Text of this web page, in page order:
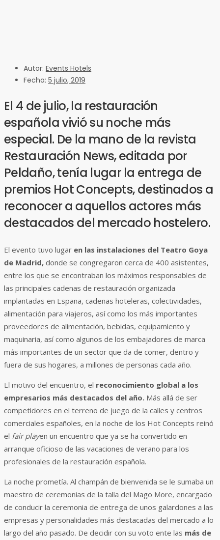
Autor: Events Hotels
Fecha: 5 julio, 2019
El 4 de julio, la restauración
española vivió su noche más
especial. De la mano de la revista
Restauración News, editada por
Peldaño, tenía lugar la entrega de
premios Hot Concepts, destinados a
reconocer a aquellos actores más
destacados del mercado hostelero.
El evento tuvo lugar en las instalaciones del Teatro Goya
de Madrid, donde se congregaron cerca de 400 asistentes,
entre los que se encontraban los máximos responsables de
las principales cadenas de restauración organizada
implantadas en España, cadenas hoteleras, colectividades,
alimentación para viajeros, así como los más importantes
proveedores de alimentación, bebidas, equipamiento y
maquinaria, así como algunos de los embajadores de marca
más importantes de un sector que da de comer, dentro y
fuera de sus hogares, a millones de personas cada año.
El motivo del encuentro, el reconocimiento global a los
empresarios más destacados del año. Más allá de ser
competidores en el terreno de juego de la calles y centros
comerciales españoles, en la noche de los Hot Concepts reinó
el fair playen un encuentro que ya se ha convertido en
arranque oficioso de las vacaciones de verano para los
profesionales de la restauración española.
La noche prometía. Al champán de bienvenida se le sumaba un
maestro de ceremonias de la talla del Mago More, encargado
de conducir la ceremonia de entrega de unos galardones a las
empresas y personalidades más destacadas del mercado a lo
largo del año pasado. De decidir con su voto ente las más de